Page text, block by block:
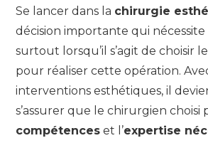
Se lancer dans la chirurgie
décision importante qui
surtout lorsqu’il s’agit de choisir
pour réaliser cette opération.
interventions esthétiques, il
s’assurer que le chirurgien choisi
compétences et l’expertise